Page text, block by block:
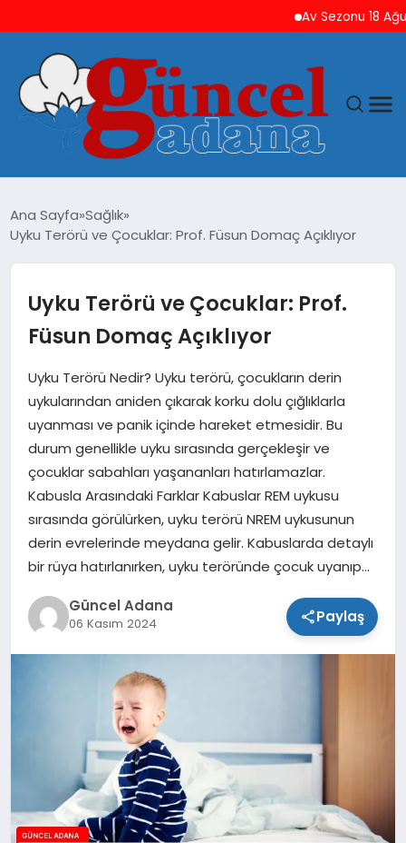
Av Sezonu 18
YAŞAM
MAGAZIN
SAĞLIK
SPOR
TEKNOLOJI
Ana Sayfa Sağlık
Uyku Terörü ve Çocuklar: Prof. Füsun Domaç Açıklıyor
Uyku Terörü ve Çocuklar: Prof.
Füsun Domaç Açıklıyor
Uyku Terörü Nedir? Uyku terörü, çocukların derin
uykularından aniden çıkarak korku dolu çığlıklarla
uyanması ve panik içinde hareket etmesidir. Bu
durum genellikle uyku sırasında gerçekleşir ve
çocuklar sabahları yaşananları hatırlamazlar.
Kabusla Arasındaki Farklar Kabuslar REM uykusu
sırasında görülürken, uyku terörü NREM uykusunun
derin evrelerinde meydana gelir. Kabuslarda detaylı
bir rüya hatırlanırken, uyku teröründe çocuk uyanıp…
Güncel Adana
06 Kasım 2024 Paylaş